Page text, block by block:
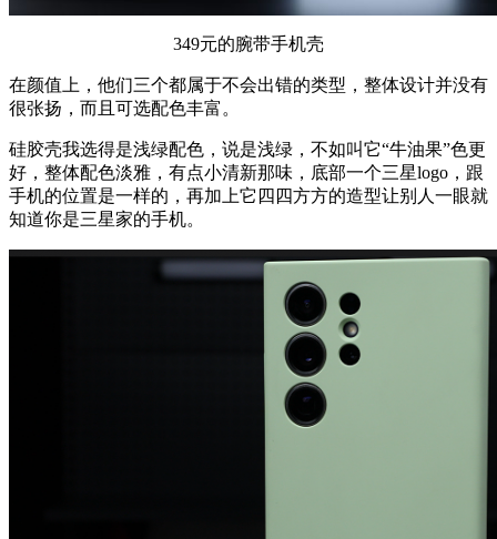
349元的腕带手机壳
在颜值上，他们三个都属于不会出错的类型，整体设计并没有
很张扬，而且可选配色丰富。
硅胶壳我选得是浅绿配色，说是浅绿，不如叫它“牛油果”色更
好，整体配色淡雅，有点小清新那味，底部一个三星logo，跟
手机的位置是一样的，再加上它四四方方的造型让别人一眼就
知道你是三星家的手机。